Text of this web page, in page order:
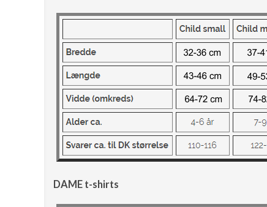
DAME t-shirts